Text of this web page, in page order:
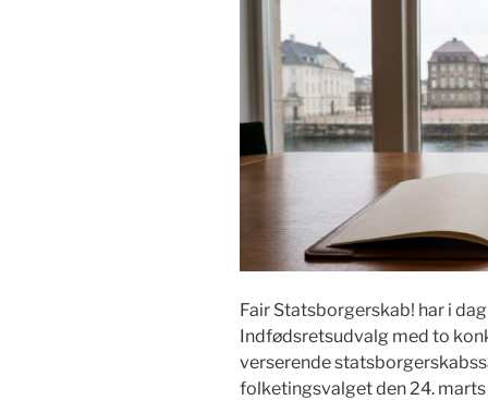
Fair Statsborgerskab! har i
Indfødsretsudvalg med to
verserende
folketingsvalget den 24.